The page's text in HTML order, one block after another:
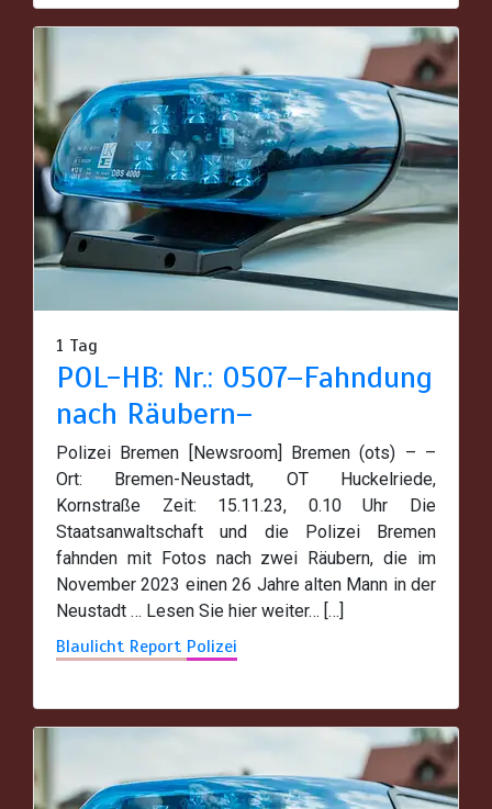
1 Tag
POL-HB: Nr.: 0507–Fahndung
nach Räubern–
Polizei Bremen [Newsroom] Bremen (ots) – –
Ort: Bremen-Neustadt, OT Huckelriede,
Kornstraße Zeit: 15.11.23, 0.10 Uhr Die
Staatsanwaltschaft und die Polizei Bremen
fahnden mit Fotos nach zwei Räubern, die im
November 2023 einen 26 Jahre alten Mann in der
Neustadt … Lesen Sie hier weiter… […]
Blaulicht Report Polizei